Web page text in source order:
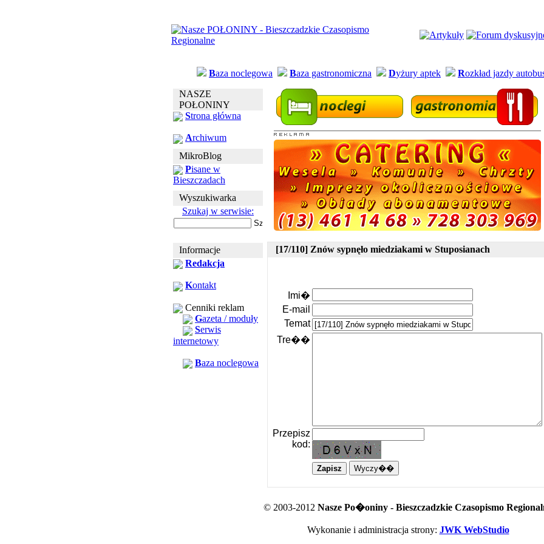
Baza noclegowa Baza gastronomiczna Dyżury aptek Rozkład jazdy
NASZE
POŁONINY
Strona główna
Archiwum
MikroBlog
Pisane w
Bieszczadach
Wyszukiwarka
Szukaj w serwisie:
Informacje
Redakcja
Kontakt
Cenniki reklam
Gazeta / moduły
Serwis
internetowy
Baza noclegowa
[17/110] Znów sypnęło miedziakami w Stuposianach
Imi�
E-mail
Temat
Tre��
Przepisz
kod:
© 2003-2012 Nasze Po�oniny - Bieszczadzkie Czasopismo
Wykonanie i administracja strony: JWK WebStudio